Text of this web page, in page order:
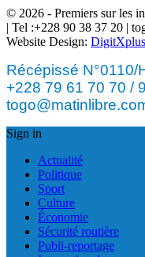
© 2026 - Premiers sur les
| Tel :+228 90 38 37 20 |
Website Design:
Récépissé N°0110/
+228 79 61 70 70 /
Sign in
Actualité
Politique
Sport
Culture
Économie
Sécurité routière
Publi-reportage